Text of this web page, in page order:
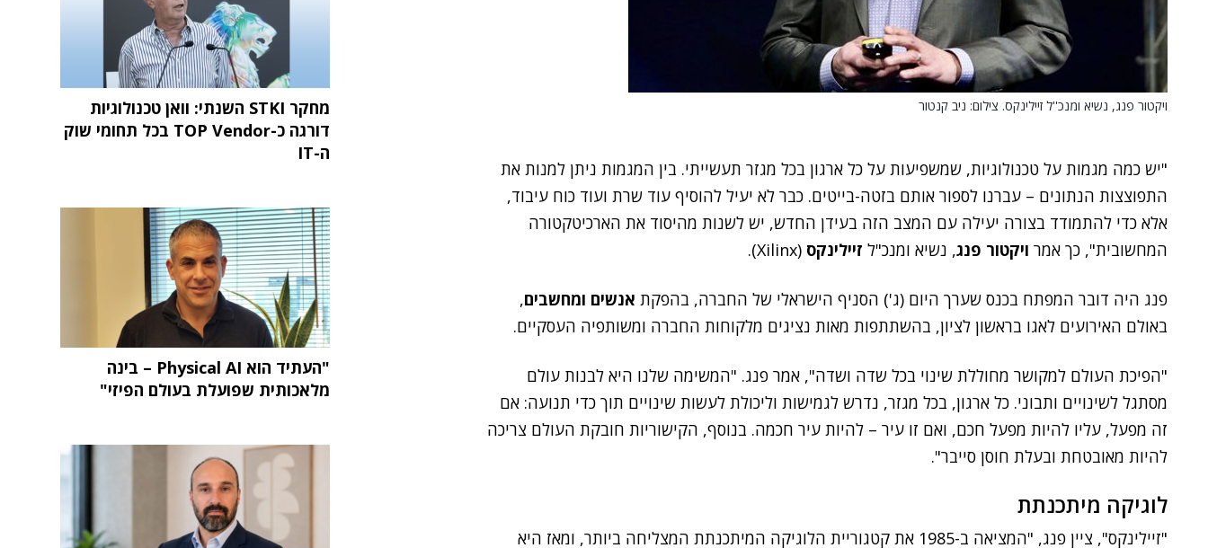
ויקטור פנג, נשיא ומנכ''ל זיילינקס. צילום: ניב קנטור
"יש כמה מגמות על טכנולוגיות, שמשפיעות על כל ארגון בכל מגזר תעשייתי. בין המגמות ניתן למנות את
התפוצצות הנתונים – עברנו לספור אותם בזטה-בייטים. כבר לא יעיל להוסיף עוד שרת ועוד כוח עיבוד,
אלא כדי להתמודד בצורה יעילה עם המצב הזה בעידן החדש, יש לשנות מהיסוד את הארכיטקטורה
המחשובית", כך אמר ויקטור פנג, נשיא ומנכ"ל זיילינקס (Xilinx).
פנג היה דובר המפתח בכנס שערך היום (ג') הסניף הישראלי של החברה, בהפקת אנשים ומחשבים,
באולם האירועים לאגו בראשון לציון, בהשתתפות מאות נציגים מלקוחות החברה ומשותפיה העסקיים.
"הפיכת העולם למקושר מחוללת שינוי בכל שדה ושדה", אמר פנג. "המשימה שלנו היא לבנות עולם
מסתגל לשינויים ותבוני. כל ארגון, בכל מגזר, נדרש לגמישות וליכולת לעשות שינויים תוך כדי תנועה: אם
זה מפעל, עליו להיות מפעל חכם, ואם זו עיר – להיות עיר חכמה. בנוסף, הקישוריות חובקת העולם צריכה
להיות מאובטחת ובעלת חוסן סייבר".
לוגיקה מיתכנתת
"זיילינקס", ציין פנג, "המציאה ב-1985 את קטגוריית הלוגיקה המיתכנתת המצליחה ביותר, ומאז היא
מחקר STKI השנתי: וואן טכנולוגיות
דורגה כ-TOP Vendor בכל תחומי שוק
ה-IT
"העתיד הוא Physical AI – בינה
מלאכותית שפועלת בעולם הפיזי"